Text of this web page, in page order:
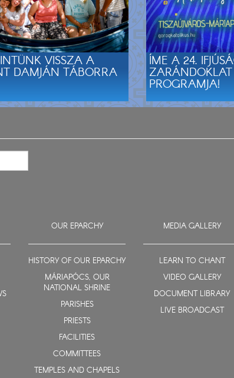
VISSZA A
DAMJÁN TÁBORRA
ÍME A 24.
ZARÁNDOKLAT
PROGRAMJA!
OUR EPARCHY
HISTORY OF OUR EPARCHY
MÁRIAPÓCS, OUR
NATIONAL SHRINE
PARISHES
PRIESTS
FACILITIES
COMMITTEES
TEMPLES AND CHAPELS
MEDIA GALLERY
LEARN TO CHANT
VIDEO GALLERY
DOCUMENT LIBRARY
LIVE BROADCAST